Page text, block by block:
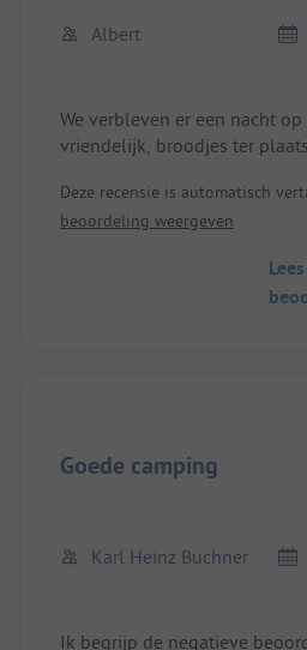
Albert
We verbleven er een nacht
vriendelijk, broodjes ter
Ja, het is oud, maar schoon.
Caravan, 2 volwassenen, 2
Deze recensie is automatisch
beoordeling weergeven
Goede camping
Karl Heinz Buchner
Ik begrijp de negatieve